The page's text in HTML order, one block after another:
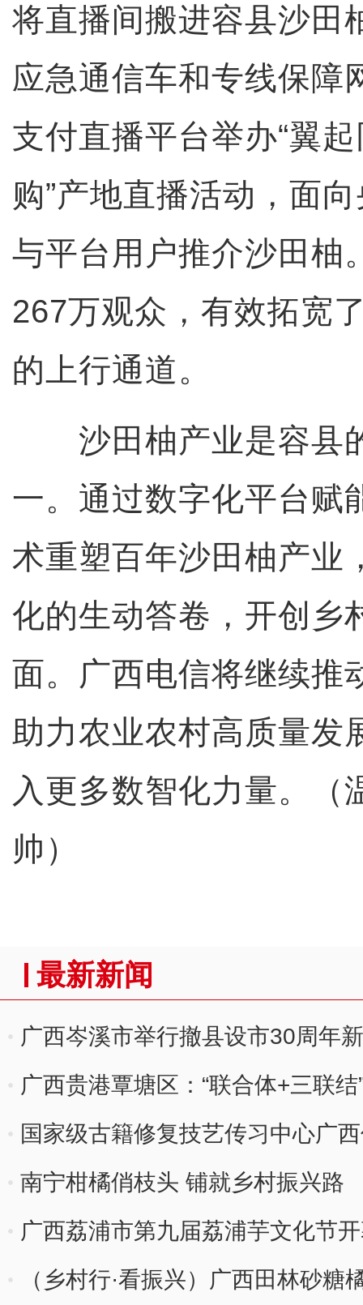
将直播间搬进容县沙田
应急通信车和专线保障
支付直播平台举办“翼
购”产地直播活动，面
与平台用户推介沙田柚
267万观众，有效拓宽
的上行通道。
沙田柚产业是容县
一。通过数字化平台赋
术重塑百年沙田柚产业
化的生动答卷，开创乡
面。广西电信将继续推
助力农业农村高质量发
入更多数智化力量。（
帅）
最新新闻
广西岑溪市举行撤县设市30周年
广西贵港覃塘区：“联合体+三联
国家级古籍修复技艺传习中心广
南宁柑橘俏枝头 铺就乡村振兴路
广西荔浦市第九届荔浦芋文化节
（乡村行·看振兴）广西田林砂糖